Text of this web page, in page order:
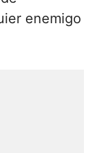
enemigo